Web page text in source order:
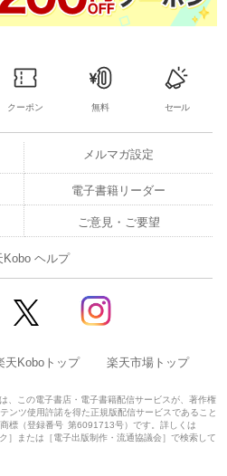
クーポン 無料 セール
メルマガ設定
電子書籍リーダー
ご意見・ご要望
Kobo ヘルプ
天Koboトップ 楽天市場トップ
、この電子書店・電子書籍配信サービスが、著作権
ンツ使用許諾を得た正規版配信サービスであること
標（登録番号 第6091713号）です。詳しくは
ク］または［電子出版制作・流通協議会］で検索して